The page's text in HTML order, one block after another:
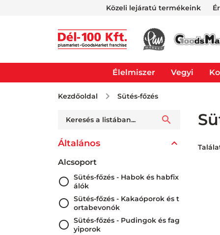
Közeli lejáratú termékeink
Élelmiszer Vegyi
Kezdőoldal Sütés-főzés
Általános
Alcsoport
Sütés-főzés - Habok és habfix
álók
Sütés-főzés - Kakaóporok és t
ortabevonók
Sütés-főzés - Pudingok és fag
yiporok